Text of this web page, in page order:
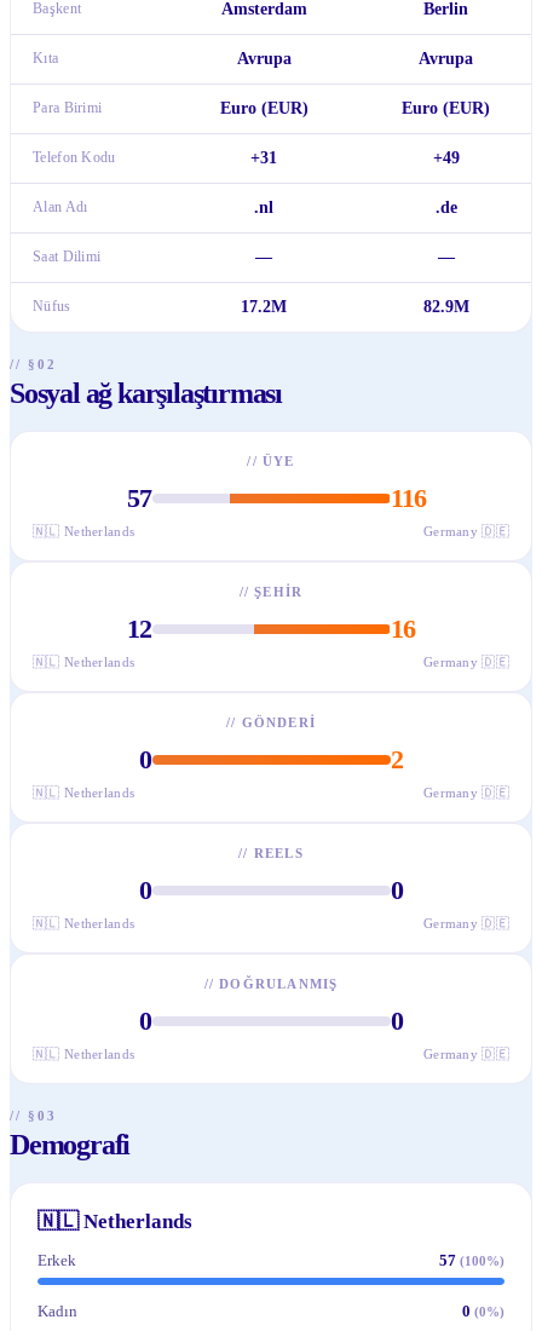
Başkent Amsterdam Berlin
Kıta Avrupa Avrupa
Para Birimi Euro (EUR) Euro (EUR)
Telefon Kodu +31 +49
Alan Adı .nl .de
Saat Dilimi — —
Nüfus 17.2M 82.9M
// §02
Sosyal ağ karşılaştırması
// ÜYE
57 116
🇳🇱 Netherlands Germany 🇩🇪
//ŞEHIR
12 16
🇳🇱 Netherlands Germany 🇩🇪
// GÖNDERI
0 2
🇳🇱 Netherlands Germany 🇩🇪
// REELS
0 0
🇳🇱 Netherlands Germany 🇩🇪
//DOĞRULANMIŞ
0 0
🇳🇱 Netherlands Germany 🇩🇪
// §03
Demografi
🇳🇱 Netherlands
Erkek 57 (100%)
Kadın 0 (0%)